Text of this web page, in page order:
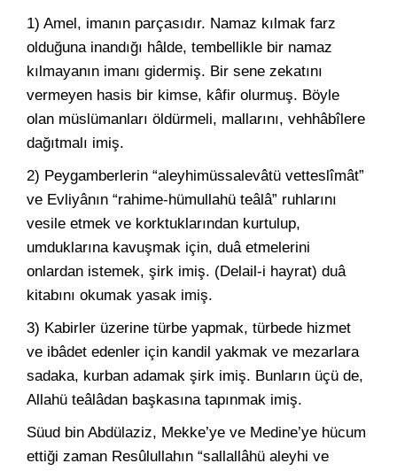
1) Amel, imanın parçasıdır. Namaz kılmak farz
olduğuna inandığı hâlde, tembellikle bir namaz
kılmayanın imanı gidermiş. Bir sene zekatını
vermeyen hasis bir kimse, kâfir olurmuş. Böyle
olan müslümanları öldürmeli, mallarını, vehhâbîlere
dağıtmalı imiş.
2) Peygamberlerin “aleyhimüssalevâtü vetteslîmât”
ve Evliyânın “rahime-hümullahü teâlâ” ruhlarını
vesile etmek ve korktuklarından kurtulup,
umduklarına kavuşmak için, duâ etmelerini
onlardan istemek, şirk imiş. (Delail-i hayrat) duâ
kitabını okumak yasak imiş.
3) Kabirler üzerine türbe yapmak, türbede hizmet
ve ibâdet edenler için kandil yakmak ve mezarlara
sadaka, kurban adamak şirk imiş. Bunların üçü de,
Allahü teâlâdan başkasına tapınmak imiş.
Süud bin Abdülaziz, Mekke’ye ve Medine’ye hücum
ettiği zaman Resûlullahın “sallallâhü aleyhi ve